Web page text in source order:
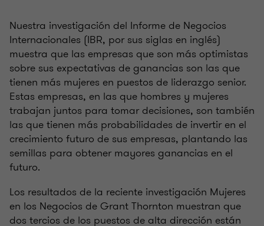
Nuestra investigación del Informe de Negocios
Internacionales (IBR, por sus siglas en inglés)
muestra que las empresas que son más optimistas
sobre sus expectativas de ganancias son las que
tienen más mujeres en puestos de liderazgo senior.
Estas empresas, en las que hombres y mujeres
trabajan juntos para tomar decisiones, son también
las que tienen más probabilidades de invertir en el
crecimiento futuro de sus empresas, plantando las
semillas para obtener mayores ganancias en el
futuro.
Los resultados de la reciente investigación Mujeres
en los Negocios de Grant Thornton muestran que
dos tercios de los puestos de alta dirección están